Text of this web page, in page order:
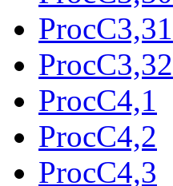
ProcC3,31
ProcC3,32
ProcC4,1
ProcC4,2
ProcC4,3